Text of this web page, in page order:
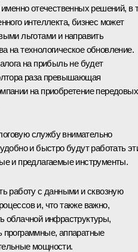
отечественных решений, в
интеллекта, бизнес может
льготами и направить
на технологическое обновление.
на прибыль не будет
раза превышающая
на приобретение передовых
службу внимательно
и быстро будут работать
и предлагаемые инструменты.
работу с данными и сквозную
и, что также важно,
облачной инфраструктуры,
аппаратные
мощности.